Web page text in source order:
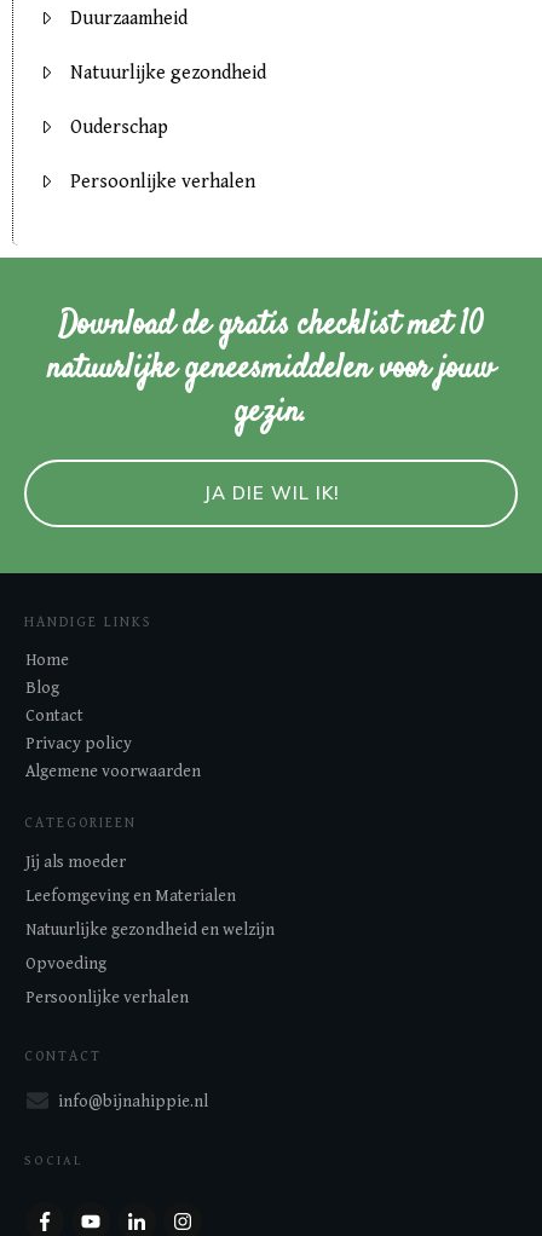
Duurzaamheid
Natuurlijke gezondheid
Ouderschap
Persoonlijke verhalen
Download de gratis checklist met 10
natuurlijke geneesmiddelen voor jouw
gezin.
JA DIE WIL IK!
HANDIGE LINKS
Home
Blog
Contact
Privacy policy
Algemene voorwaarden
CATEGORIEEN
Jij als moeder
Leefomgeving en Materialen
Natuurlijke gezondheid en welzijn
Opvoeding
Persoonlijke verhalen
CONTACT
info@bijnahippie.nl
SOCIAL